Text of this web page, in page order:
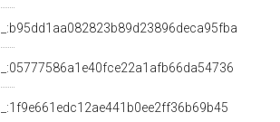
_:54f4415d28179ed04a5c4c5a5bb16f72
_:19d3d0ea3948da39bba1dcfac4651c1a
_:981d6a5db384e15dd8214e5061bb6050